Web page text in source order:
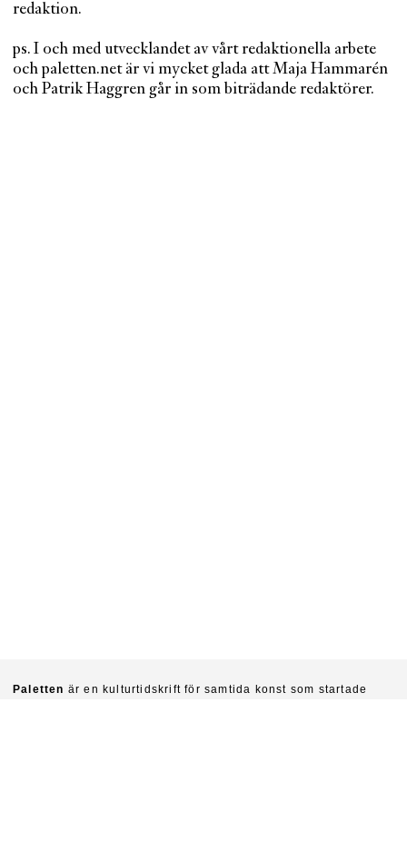
redaktion.
ps. I och med utvecklandet av vårt redaktionella arbete
och paletten.net är vi mycket glada att Maja Hammarén
och Patrik Haggren går in som biträdande redaktörer.
Paletten är en kulturtidskrift för samtida konst som startade